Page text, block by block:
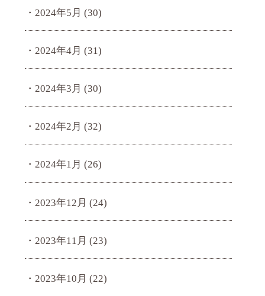
2024年5月 (30)
2024年4月 (31)
2024年3月 (30)
2024年2月 (32)
2024年1月 (26)
2023年12月 (24)
2023年11月 (23)
2023年10月 (22)